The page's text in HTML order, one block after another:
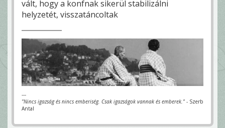
vált, hogy a konfnak sikerül stabilizálni
helyzetét, visszatáncoltak
---
"Nincs igazság és nincs emberiség. Csak igazságok vannak és emberek." - Szerb
Antal